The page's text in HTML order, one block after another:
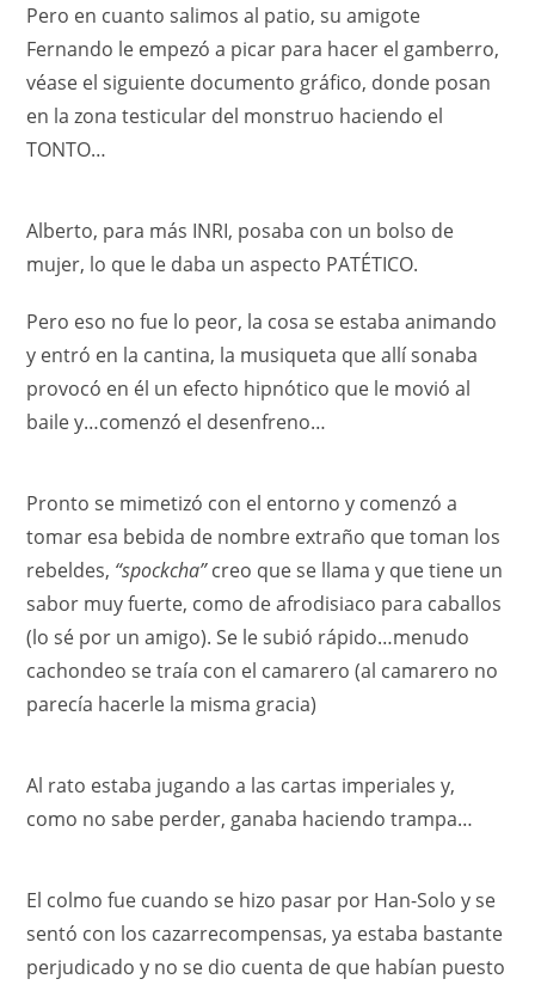
Pero en cuanto salimos al patio, su amigote
Fernando le empezó a picar para hacer el gamberro,
véase el siguiente documento gráfico, donde posan
en la zona testicular del monstruo haciendo el
TONTO…
Alberto, para más INRI, posaba con un bolso de
mujer, lo que le daba un aspecto PATÉTICO.
Pero eso no fue lo peor, la cosa se estaba animando
y entró en la cantina, la musiqueta que allí sonaba
provocó en él un efecto hipnótico que le movió al
baile y…comenzó el desenfreno…
Pronto se mimetizó con el entorno y comenzó a
tomar esa bebida de nombre extraño que toman los
rebeldes, “spockcha”creo que se llama y que tiene un
sabor muy fuerte, como de afrodisiaco para caballos
(lo sé por un amigo). Se le subió rápido…menudo
cachondeo se traía con el camarero (al camarero no
parecía hacerle la misma gracia)
Al rato estaba jugando a las cartas imperiales y,
como no sabe perder, ganaba haciendo trampa…
El colmo fue cuando se hizo pasar por Han-Solo y se
sentó con los cazarrecompensas, ya estaba bastante
perjudicado y no se dio cuenta de que habían puesto